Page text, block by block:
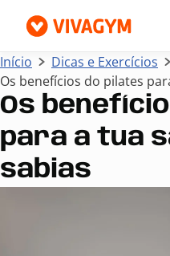
Início
Dicas e Exercícios
Os benefícios do pilates
Os
para a tua
sabias